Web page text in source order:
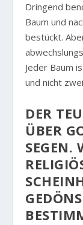
Dringend
Baum und
bestückt.
Jeder Baum
und nicht
DER
ÜBER
SEGEN.